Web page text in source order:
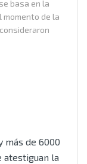
basa en la
momento de la
más de 6000
atestiguan la